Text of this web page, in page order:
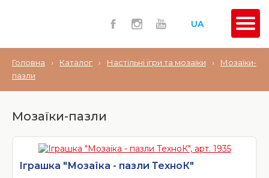
UA
Головна › Каталог › Настільні ігри та мозаїки ›
Мозаїки-
пазли
Мозаїки-пазли
Іграшка "Мозаїка - пазли ТехноК"